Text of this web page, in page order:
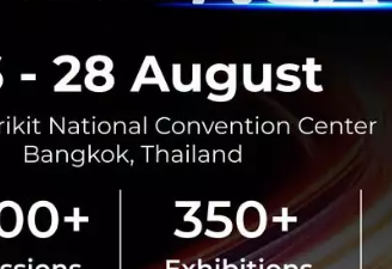
startup thailand
งาน Hackathon ครั้งแรกของ
เทศไทย จุดประกายสร้างเซอร์วิสใหม่สำหรับ
าศจัด LINE HACK หรืองาน Hackathon ครั้งแรก
ระเทศไทยอย่างเป็นทางการ มุ่งสร้างเซอร์วิสต่อย
ร์ม LINE ในรูปแบบใหม่ พร้อมหนุนวงการสตาร์ท